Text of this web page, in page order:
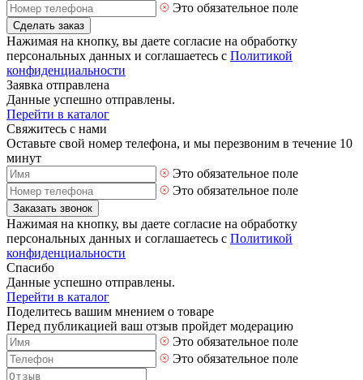
Это обязательное поле
Сделать заказ
Нажимая на кнопку, вы даете согласие на обработку
персональных данных и соглашаетесь с Политикой
конфиденциальности
Заявка отправлена
Данные успешно отправлены.
Перейти в каталог
Свяжитесь с нами
Оставьте свой номер телефона, и мы перезвоним в течение 10
минут
Это обязательное поле
Это обязательное поле
Заказать звонок
Нажимая на кнопку, вы даете согласие на обработку
персональных данных и соглашаетесь с Политикой
конфиденциальности
Спасибо
Данные успешно отправлены.
Перейти в каталог
Поделитесь вашим мнением о товаре
Перед публикацией ваш отзыв пройдет модерацию
Это обязательное поле
Это обязательное поле